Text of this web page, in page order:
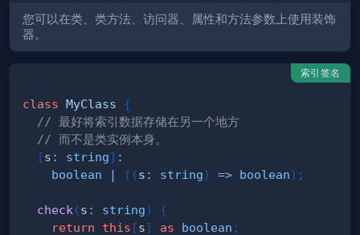
您可以在类、类方法、访问器、属性和方法参数上使用装饰
器。
索引签名
class MyClass
{
// 最好将索引数据存储在另一个地方
// 而不是类实例本身。
[s : string] :
boolean
| ( (s : string) => boolean) ;
check (s : string)
{
return
this [s] as boolean ;